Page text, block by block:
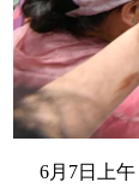
6月7日上